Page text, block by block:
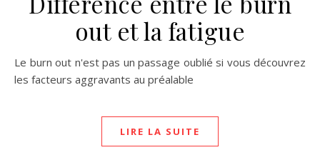
out et la fatigue
Le burn out n'est pas un passage oublié si vous découvrez
les facteurs aggravants au préalable
LIRE LA SUITE